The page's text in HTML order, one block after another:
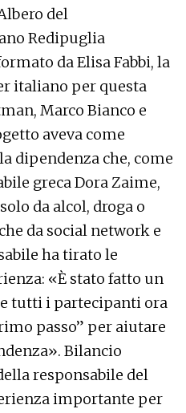
del
Redipuglia
da Elisa Fabbi, la
italiano per questa
Marco Bianco e
aveva come
dipendenza che, come
greca Dora Zaime,
da alcol, droga o
da social network e
ha tirato le
«È stato fatto un
tutti i partecipanti ora
passo” per aiutare
Bilancio
responsabile del
importante per